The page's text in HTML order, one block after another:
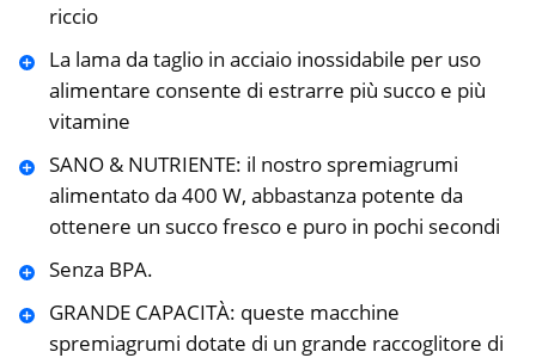
riccio
La lama da taglio in acciaio inossidabile per uso
alimentare consente di estrarre più succo e più
vitamine
SANO & NUTRIENTE: il nostro spremiagrumi
alimentato da 400 W, abbastanza potente da
ottenere un succo fresco e puro in pochi secondi
Senza BPA.
GRANDE CAPACITÀ: queste macchine
spremiagrumi dotate di un grande raccoglitore di